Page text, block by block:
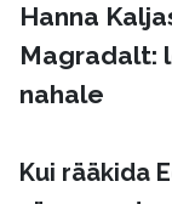
Hanna
Magradalt:
nahale
Kui rääkida